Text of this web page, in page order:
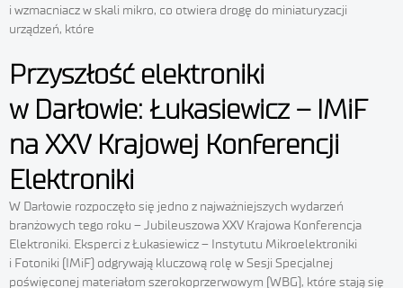
i wzmacniacz w skali mikro, co otwiera drogę do miniaturyzacji
urządzeń, które
Przyszłość elektroniki
w Darłowie: Łukasiewicz – IMiF
na XXV Krajowej Konferencji
Elektroniki
W Darłowie rozpoczęło się jedno z najważniejszych wydarzeń
branżowych tego roku – Jubileuszowa XXV Krajowa Konferencja
Elektroniki. Eksperci z Łukasiewicz – Instytutu Mikroelektroniki
i Fotoniki (IMiF) odgrywają kluczową rolę w Sesji Specjalnej
poświęconej materiałom szerokoprzerwowym (WBG), które stają się